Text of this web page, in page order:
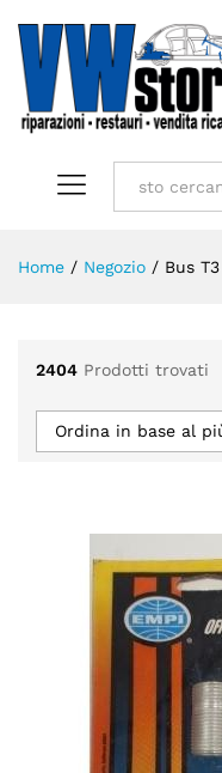
Home / Negozio / Bus
2404 Prodotti trovati
Ordina in base al